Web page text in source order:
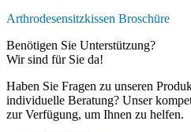
Arthrodesensitzkissen Broschüre
Benötigen Sie Unterstützung?
Wir sind für Sie da!
Haben Sie Fragen zu unseren
individuelle Beratung? Unser
zur Verfügung, um Ihnen zu helfen.